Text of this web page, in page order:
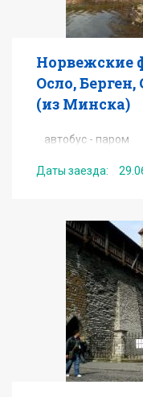
Норвежские
Осло,
(из Минска)
автобус - паром
- Норвежские
Даты заезда:
499EUR
Подробнее
Получить